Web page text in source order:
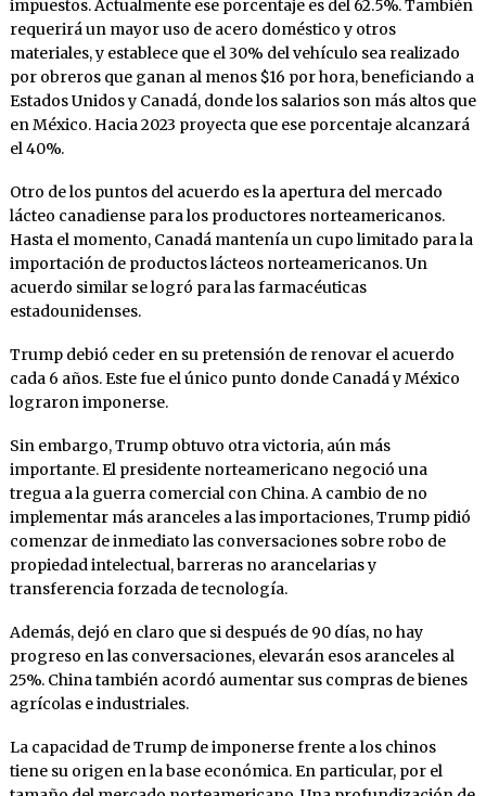
impuestos. Actualmente ese porcentaje es del 62.5%. También
requerirá un mayor uso de acero doméstico y otros
materiales, y establece que el 30% del vehículo sea realizado
por obreros que ganan al menos $16 por hora, beneficiando a
Estados Unidos y Canadá, donde los salarios son más altos que
en México. Hacia 2023 proyecta que ese porcentaje alcanzará
el 40%.
Otro de los puntos del acuerdo es la apertura del mercado
lácteo canadiense para los productores norteamericanos.
Hasta el momento, Canadá mantenía un cupo limitado para la
importación de productos lácteos norteamericanos. Un
acuerdo similar se logró para las farmacéuticas
estadounidenses.
Trump debió ceder en su pretensión de renovar el acuerdo
cada 6 años. Este fue el único punto donde Canadá y México
lograron imponerse.
Sin embargo, Trump obtuvo otra victoria, aún más
importante. El presidente norteamericano negoció una
tregua a la guerra comercial con China. A cambio de no
implementar más aranceles a las importaciones, Trump pidió
comenzar de inmediato las conversaciones sobre robo de
propiedad intelectual, barreras no arancelarias y
transferencia forzada de tecnología.
Además, dejó en claro que si después de 90 días, no hay
progreso en las conversaciones, elevarán esos aranceles al
25%. China también acordó aumentar sus compras de bienes
agrícolas e industriales.
La capacidad de Trump de imponerse frente a los chinos
tiene su origen en la base económica. En particular, por el